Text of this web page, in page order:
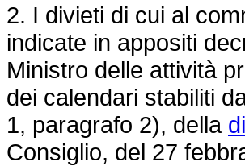
2. I divieti di cui al
indicate in appositi
Ministro delle attività
dei calendari stabiliti
1, paragrafo 2), della
Consiglio, del 27